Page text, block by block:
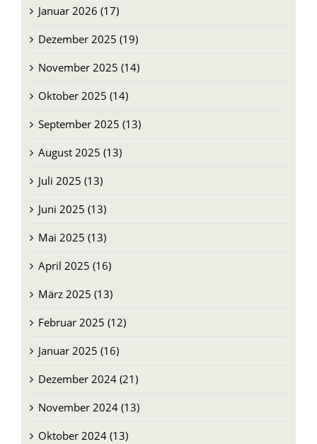
Januar 2026 (17)
Dezember 2025 (19)
November 2025 (14)
Oktober 2025 (14)
September 2025 (13)
August 2025 (13)
Juli 2025 (13)
Juni 2025 (13)
Mai 2025 (13)
April 2025 (16)
März 2025 (13)
Februar 2025 (12)
Januar 2025 (16)
Dezember 2024 (21)
November 2024 (13)
Oktober 2024 (13)